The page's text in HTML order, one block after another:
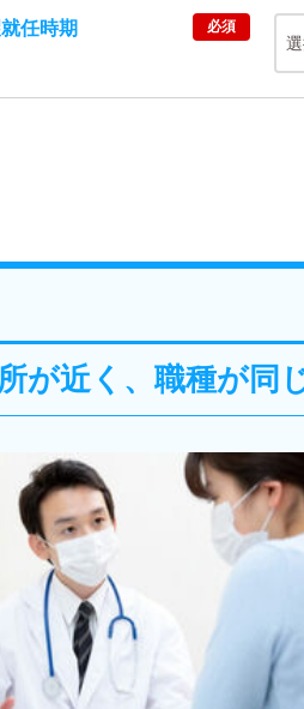
任時期 必須
が近く、職種が同